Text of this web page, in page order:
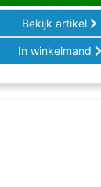
Bekijk artikel
In winkelmand